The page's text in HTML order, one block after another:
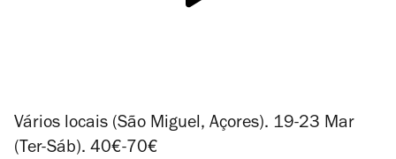
Vários locais (São Miguel, Açores). 19-23 Mar
(Ter-Sáb). 40€-70€